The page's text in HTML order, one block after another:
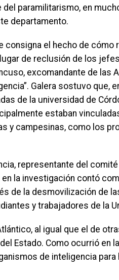
del paramilitarismo, en
departamento.
consigna el hecho de
de reclusión de los
excomandante de las
Galera sostuvo que,
de la universidad de
estaban
y campesinas, como los
representante del
la investigación contó
de la desmovilización de
y trabajadores de la
al igual que el de
Estado. Como ocurrió en
de inteligencia